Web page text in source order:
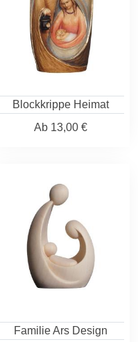
Blockkrippe Heimat
Ab13,00 €
Familie Ars Design